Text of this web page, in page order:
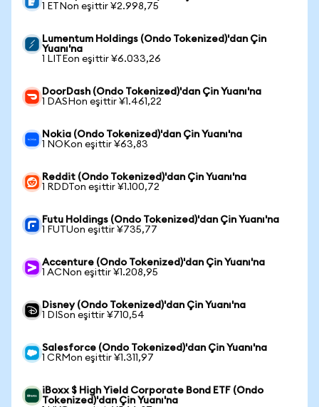
1 ETNon eşittir ¥2.998,75
Lumentum Holdings (Ondo Tokenized)'dan Çin
Yuanı'na
1 LITEon eşittir ¥6.033,26
DoorDash (Ondo Tokenized)'dan Çin Yuanı'na
1 DASHon eşittir ¥1.461,22
Nokia (Ondo Tokenized)'dan Çin Yuanı'na
1 NOKon eşittir ¥63,83
Reddit (Ondo Tokenized)'dan Çin Yuanı'na
1 RDDTon eşittir ¥1.100,72
Futu Holdings (Ondo Tokenized)'dan Çin Yuanı'na
1 FUTUon eşittir ¥735,77
Accenture (Ondo Tokenized)'dan Çin Yuanı'na
1 ACNon eşittir ¥1.208,95
Disney (Ondo Tokenized)'dan Çin Yuanı'na
1 DISon eşittir ¥710,54
Salesforce (Ondo Tokenized)'dan Çin Yuanı'na
1 CRMon eşittir ¥1.311,97
iBoxx $ High Yield Corporate Bond ETF (Ondo
Tokenized)'dan Çin Yuanı'na